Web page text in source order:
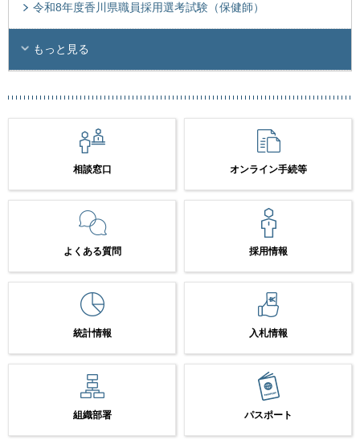
令和8年度香川県職員採用選考試験（保健師）
もっと見る
相談窓口 オンライン手続等
よくある質問 採用情報
統計情報 入札情報
組織部署 パスポート